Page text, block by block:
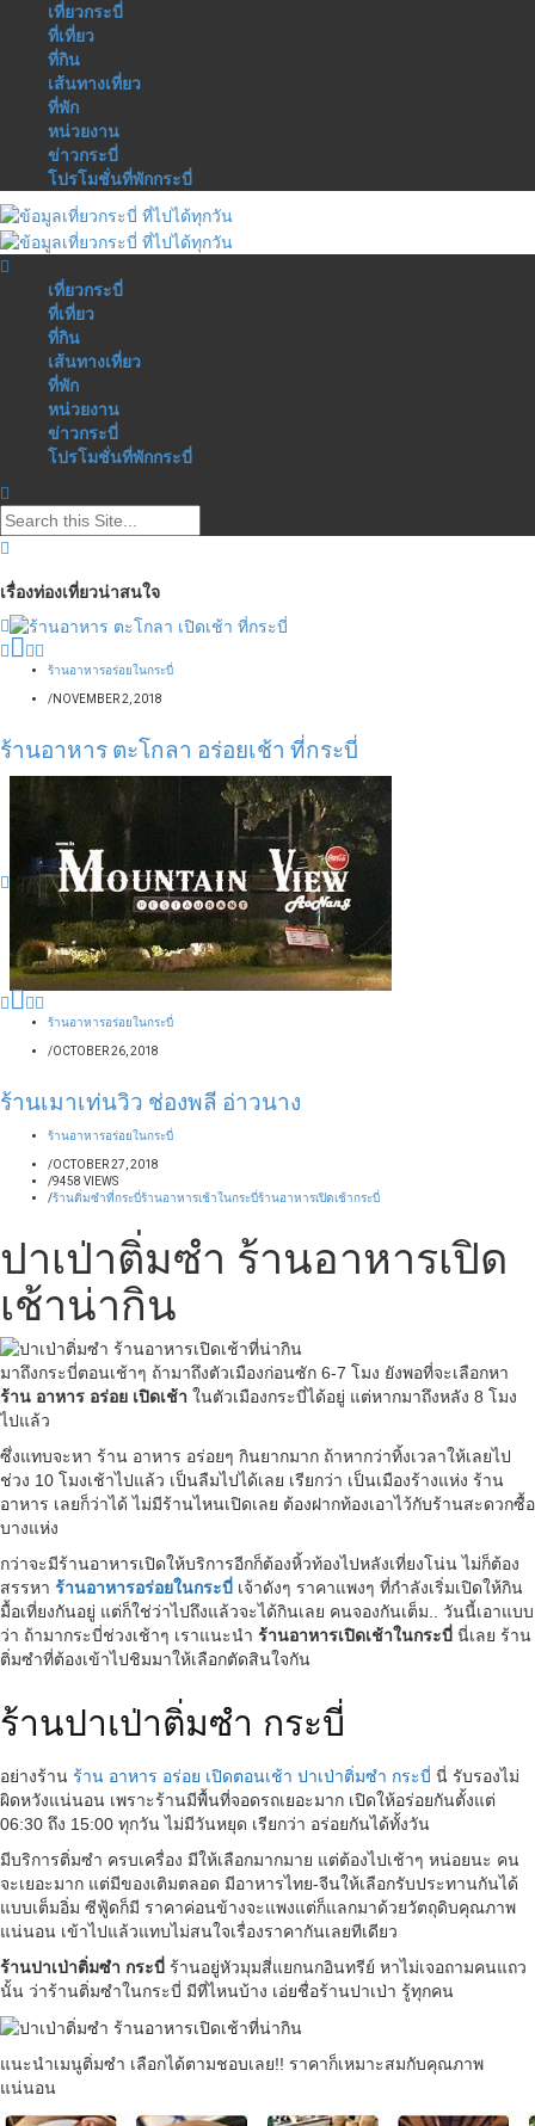
เที่ยวกระบี่
ที่เที่ยว
ที่กิน
เส้นทางเที่ยว
ที่พัก
หน่วยงาน
ข่าวกระบี่
โปรโมชั่นที่พักกระบี่
เที่ยวกระบี่
ที่เที่ยว
ที่กิน
เส้นทางเที่ยว
ที่พัก
หน่วยงาน
ข่าวกระบี่
โปรโมชั่นที่พักกระบี่
เรื่องท่องเที่ยวน่าสนใจ
ร้านอาหารอร่อยในกระบี่
/NOVEMBER 2, 2018
ร้านอาหาร ตะโกลา อร่อยเช้า ที่กระบี่
ร้านอาหารอร่อยในกระบี่
/OCTOBER 26, 2018
ร้านเมาเท่นวิว ช่องพลี อ่าวนาง
ร้านอาหารอร่อยในกระบี่
/OCTOBER 27, 2018
/9458 VIEWS
/ร้านติ่มซำที่กระบี่ร้านอาหารเช้าในกระบี่ร้านอาหารเปิดเช้ากระบี่
ปาเป่าติ่มซำ ร้านอาหารเปิด
เช้าน่ากิน
มาถึงกระบี่ตอนเช้าๆ ถ้ามาถึงตัวเมืองก่อนซัก 6-7 โมง ยังพอที่จะเลือกหา
ร้าน อาหาร อร่อย เปิดเช้า ในตัวเมืองกระบี่ได้อยู่ แต่หากมาถึงหลัง 8 โมง
ไปแล้ว
ซึ่งแทบจะหา ร้าน อาหาร อร่อยๆ กินยากมาก ถ้าหากว่าทิ้งเวลาให้เลยไป
ช่วง 10 โมงเช้าไปแล้ว เป็นลืมไปได้เลย เรียกว่า เป็นเมืองร้างแห่ง ร้าน
อาหาร เลยก็ว่าได้ ไม่มีร้านไหนเปิดเลย ต้องฝากท้องเอาไว้กับร้านสะดวกซื้อ
บางแห่ง
กว่าจะมีร้านอาหารเปิดให้บริการอีกก็ต้องหิ้วท้องไปหลังเที่ยงโน่น ไม่ก็ต้อง
สรรหา ร้านอาหารอร่อยในกระบี่ เจ้าดังๆ ราคาแพงๆ ที่กำลังเริ่มเปิดให้กิน
มื้อเที่ยงกันอยู่ แต่ก็ใช่ว่าไปถึงแล้วจะได้กินเลย คนจองกันเต็ม.. วันนี้เอาแบบ
ว่า ถ้ามากระบี่ช่วงเช้าๆ เราแนะนำ ร้านอาหารเปิดเช้าในกระบี่ นี่เลย ร้าน
ติ่มซำที่ต้องเข้าไปชิมมาให้เลือกตัดสินใจกัน
ร้านปาเป่าติ่มซำ กระบี่
อย่างร้าน ร้าน อาหาร อร่อย เปิดตอนเช้า ปาเป่าติ่มซำ กระบี่ นี่ รับรองไม่
ผิดหวังแน่นอน เพราะร้านมีพื้นที่จอดรถเยอะมาก เปิดให้อร่อยกันตั้งแต่
06:30 ถึง 15:00 ทุกวัน ไม่มีวันหยุด เรียกว่า อร่อยกันได้ทั้งวัน
มีบริการติ่มซำ ครบเครื่อง มีให้เลือกมากมาย แต่ต้องไปเช้าๆ หน่อยนะ คน
จะเยอะมาก แต่มีของเติมตลอด มีอาหารไทย-จีนให้เลือกรับประทานกันได้
แบบเต็มอิ่ม ซีฟู้ดก็มี ราคาค่อนข้างจะแพงแต่ก็แลกมาด้วยวัตถุดิบคุณภาพ
แน่นอน เข้าไปแล้วแทบไม่สนใจเรื่องราคากันเลยทีเดียว
ร้านปาเป่าติ่มซำ กระบี่ ร้านอยู่หัวมุมสี่แยกนกอินทรีย์ หาไม่เจอถามคนแถว
นั้น ว่าร้านติ่มซำในกระบี่ มีที่ไหนบ้าง เอ่ยชื่อร้านปาเป่า รู้ทุกคน
แนะนำเมนูติ่มซำ เลือกได้ตามชอบเลย!! ราคาก็เหมาะสมกับคุณภาพ
แน่นอน